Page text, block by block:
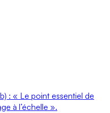
: « Le point essentiel de
à l’échelle ».